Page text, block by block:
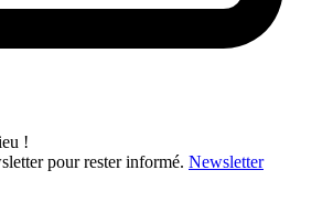
!
pour rester informé. Newsletter